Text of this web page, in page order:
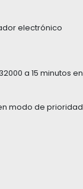
electrónico
a 15 minutos
modo de